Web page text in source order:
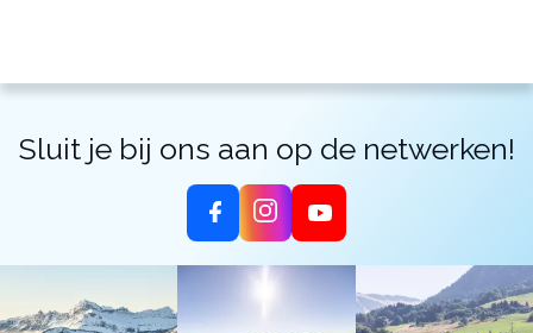
Sluit je bij ons aan op de netwerken!